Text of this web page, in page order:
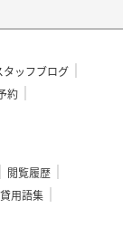
タッフブログ
約
閲覧履歴
用語集